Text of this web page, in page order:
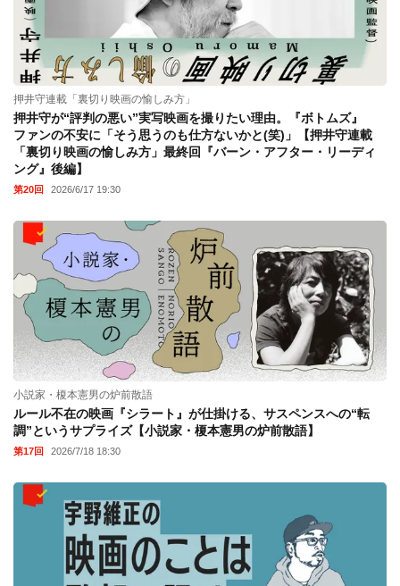
押井守連載「裏切り映画の愉しみ方」
押井守が“評判の悪い”実写映画を撮りたい理由。『ボトムズ』
ファンの不安に「そう思うのも仕方ないかと(笑)」【押井守連載
「裏切り映画の愉しみ方」最終回『バーン・アフター・リーディ
ング』後編】
第20回 2026/6/17 19:30
小説家・榎本憲男の炉前散語
ルール不在の映画『シラート』が仕掛ける、サスペンスへの“転
調”というサプライズ【小説家・榎本憲男の炉前散語】
第17回 2026/7/18 18:30